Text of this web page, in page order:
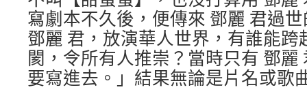
寫劇本不久後，便傳來 鄧麗 君過
鄧麗 君，放演華人世界，有誰能跨
閡，令所有人推崇？當時只有 鄧
要寫進去。」結果無論是片名或歌